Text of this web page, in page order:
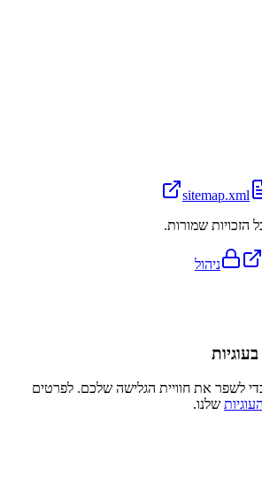
sitemap.xml
הזכויות שמורות.
ניהול
לשפר את חוויית הגלישה שלכם. לפרטים
שלנו.